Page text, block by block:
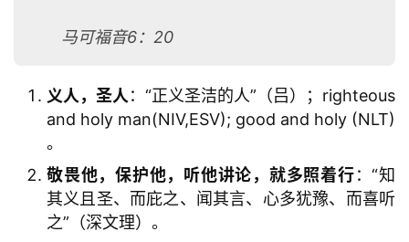
马可福音6：20
义人，圣人 ：“正义圣洁的人”（吕）；righteous
and holy man(NIV,ESV); good and holy (NLT)
。
敬畏他，保护他，听他讲论，就多照着行：“知
其义且圣、而庇之、闻其言、心多犹豫、而喜听
之”（深文理）。